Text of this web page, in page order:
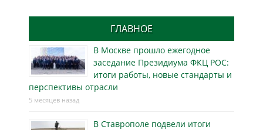
ГЛАВНОЕ
В Москве прошло ежегодное
заседание Президиума ФКЦ РОС:
итоги работы, новые стандарты и
перспективы отрасли
5 месяцев назад
В Ставрополе подвели итоги